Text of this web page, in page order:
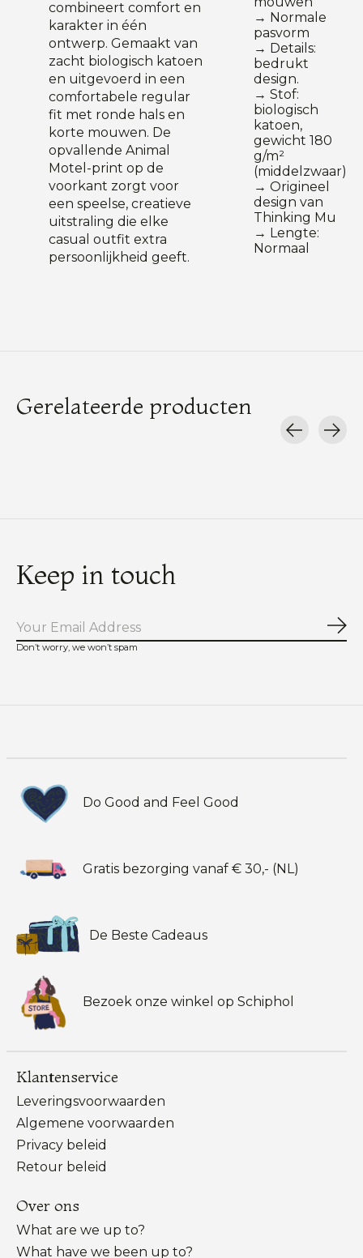
combineert comfort en
karakter in één
ontwerp. Gemaakt van
zacht biologisch katoen
en uitgevoerd in een
comfortabele regular
fit met ronde hals en
korte mouwen. De
opvallende Animal
Motel-print op de
voorkant zorgt voor
een speelse, creatieve
uitstraling die elke
casual outfit extra
persoonlijkheid geeft.
→ Normale
pasvorm
→ Details:
bedrukt
design.
→ Stof:
biologisch
katoen,
gewicht 180
g/m²
(middelzwaar)
→ Origineel
design van
Thinking Mu
→ Lengte:
Normaal
Gerelateerde producten
Keep in touch
Don’t worry, we won’t spam
Do Good and Feel Good
Gratis bezorging vanaf € 30,- (NL)
De Beste Cadeaus
Bezoek onze winkel op Schiphol
Klantenservice
Leveringsvoorwaarden
Algemene voorwaarden
Privacy beleid
Retour beleid
Over ons
What are we up to?
What have we been up to?